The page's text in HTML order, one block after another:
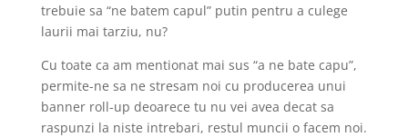
trebuie sa “ne batem capul” putin pentru a culege
laurii mai tarziu, nu?
Cu toate ca am mentionat mai sus “a ne bate capu”,
permite-ne sa ne stresam noi cu producerea unui
banner roll-up deoarece tu nu vei avea decat sa
raspunzi la niste intrebari, restul muncii o facem noi.